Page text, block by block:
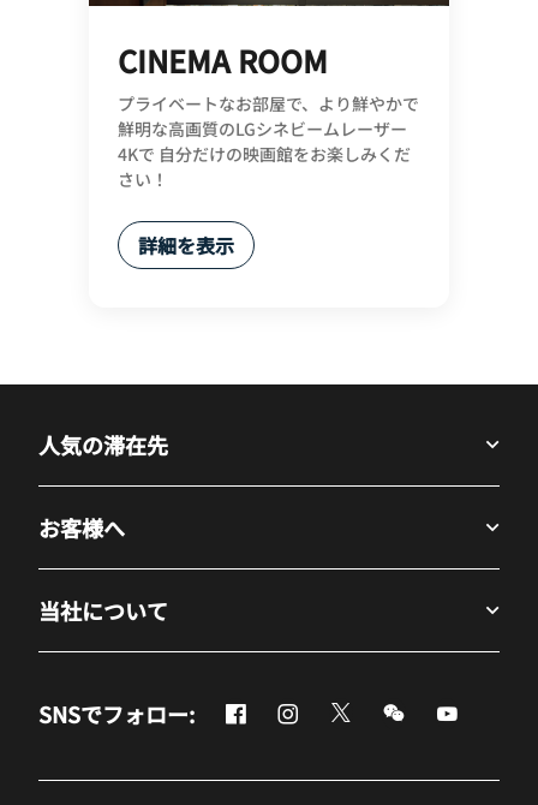
CINEMA ROOM
プライベートなお部屋で、より鮮やかで
鮮明な高画質のLGシネビームレーザー
4Kで 自分だけの映画館をお楽しみくだ
さい！
詳細を表示
人気の滞在先
お客様へ
当社について
SNSでフォロー: Facebook
新しいウィンドウで開く
Instagram
新しいウィンドウで開く
Twitter
新しいウィンドウで開
Messenger
新しいウィンド
新しいウ